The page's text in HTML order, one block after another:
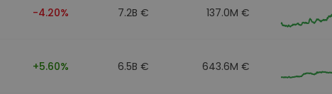
-4.20% 7.2B € 137.0M €
+5.60% 6.5B € 643.6M €